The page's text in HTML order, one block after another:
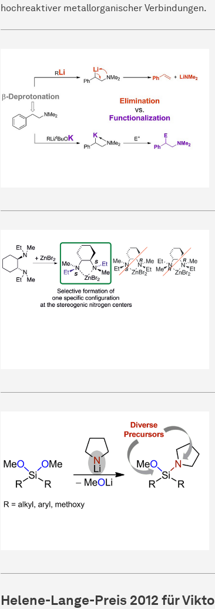
hochreaktiver metallorganischer Ver­bin­dun­gen.
Helene-Lange-Preis 2012 für